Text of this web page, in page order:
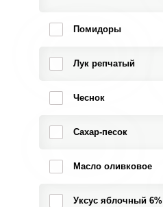
Помидоры
Лук репчатый
Чеснок
Сахар-песок
Масло оливковое
Уксус яблочный 6%